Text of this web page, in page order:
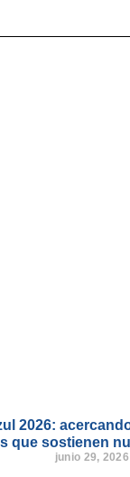
2026:
que sostienen
junio 29, 2026